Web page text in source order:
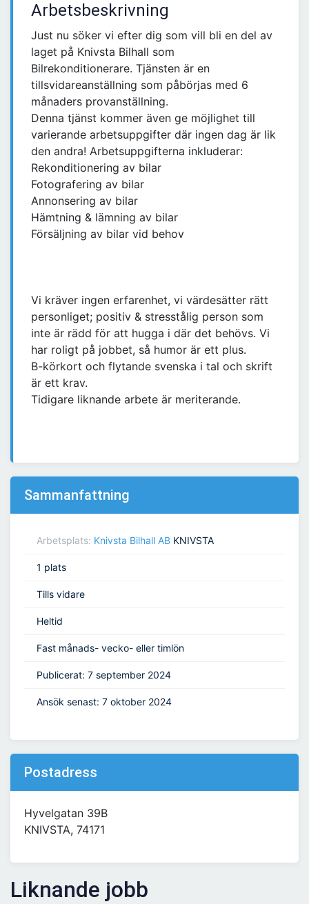
Arbetsbeskrivning
Just nu söker vi efter dig som vill bli en del av
laget på Knivsta Bilhall som
Bilrekonditionerare. Tjänsten är en
tillsvidareanställning som påbörjas med 6
månaders provanställning.
Denna tjänst kommer även ge möjlighet till
varierande arbetsuppgifter där ingen dag är lik
den andra! Arbetsuppgifterna inkluderar:
Rekonditionering av bilar
Fotografering av bilar
Annonsering av bilar
Hämtning & lämning av bilar
Försäljning av bilar vid behov
Vi kräver ingen erfarenhet, vi värdesätter rätt
personliget; positiv & stresstålig person som
inte är rädd för att hugga i där det behövs. Vi
har roligt på jobbet, så humor är ett plus.
B-körkort och flytande svenska i tal och skrift
är ett krav.
Tidigare liknande arbete är meriterande.
Sammanfattning
Arbetsplats: Knivsta Bilhall AB KNIVSTA
1 plats
Tills vidare
Heltid
Fast månads- vecko- eller timlön
Publicerat: 7 september 2024
Ansök senast: 7 oktober 2024
Postadress
Hyvelgatan 39B
KNIVSTA, 74171
Liknande jobb